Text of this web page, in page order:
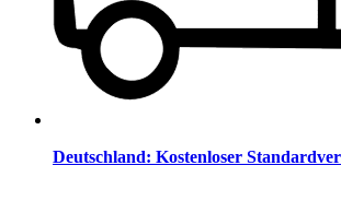
Deutschland: Kostenloser